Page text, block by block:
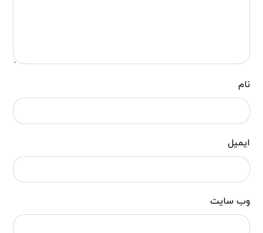
نام
ایمیل
وب‌ سایت